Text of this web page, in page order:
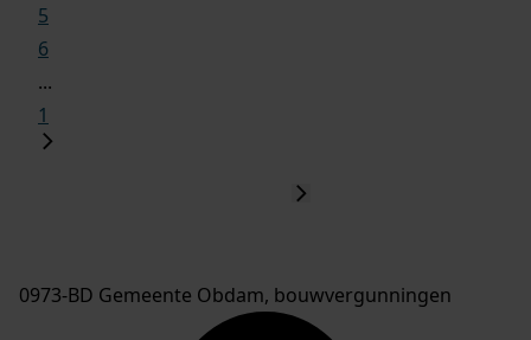
5
6
...
1
0973-BD Gemeente Obdam, bouwvergunningen